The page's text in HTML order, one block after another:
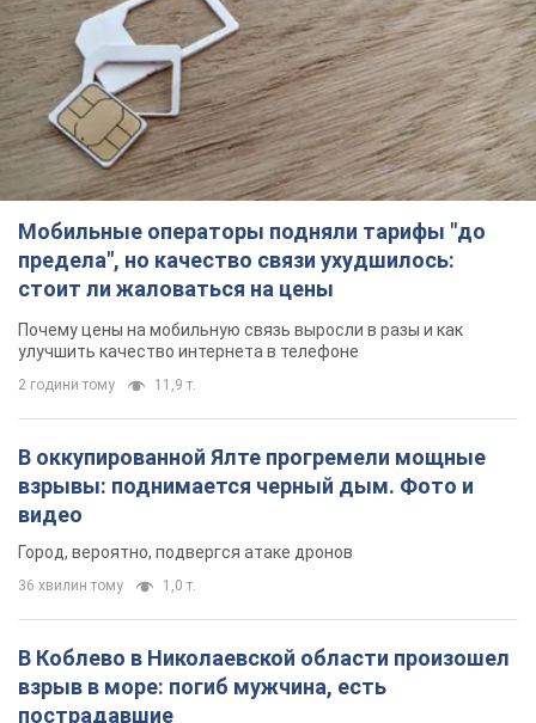
Мобильные операторы подняли тарифы "до
предела", но качество связи ухудшилось:
стоит ли жаловаться на цены
Почему цены на мобильную связь выросли в разы и как
улучшить качество интернета в телефоне
2 години тому 11,9 т.
В оккупированной Ялте прогремели мощные
взрывы: поднимается черный дым. Фото и
видео
Город, вероятно, подвергся атаке дронов
36 хвилин тому 1,0 т.
В Коблево в Николаевской области произошел
взрыв в море: погиб мужчина, есть
пострадавшие